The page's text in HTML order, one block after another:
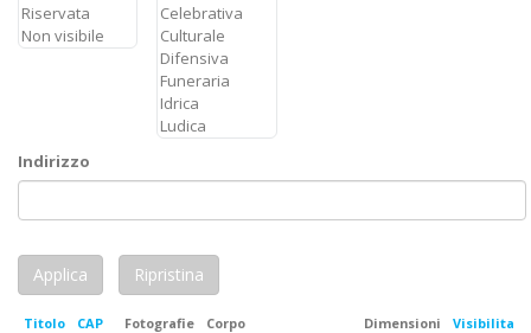
Indirizzo
Titolo CAP Fotografie Corpo Dimensioni Visibilita